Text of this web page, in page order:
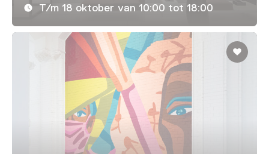
T/m 18 oktober van 10:00 tot 18:00